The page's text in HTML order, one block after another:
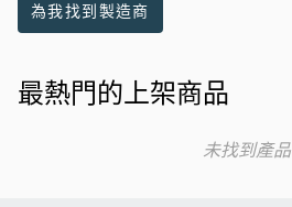
為我找到製造商
最熱門的上架商品
未找到產品